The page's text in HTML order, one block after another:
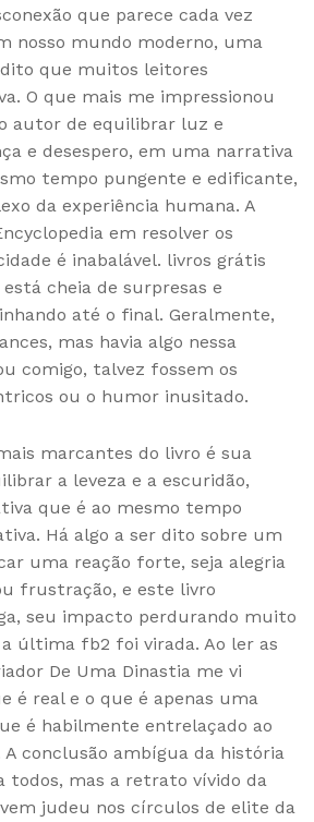
que parece cada vez
nosso mundo moderno, uma
que muitos leitores
O que mais me impressionou
autor de equilibrar luz e
e desespero, em uma narrativa
tempo pungente e edificante,
da experiência humana. A
em resolver os
é inabalável. livros grátis
cheia de surpresas e
até o final. Geralmente,
mas havia algo nessa
comigo, talvez fossem os
ou o humor inusitado.
marcantes do livro é sua
a leveza e a escuridão,
que é ao mesmo tempo
Há algo a ser dito sobre um
uma reação forte, seja alegria
frustração, e este livro
seu impacto perdurando muito
última fb2 foi virada. Ao ler as
De Uma Dinastia me vi
é real e o que é apenas uma
é habilmente entrelaçado ao
A conclusão ambígua da história
todos, mas a retrato vívido da
judeu nos círculos de elite da